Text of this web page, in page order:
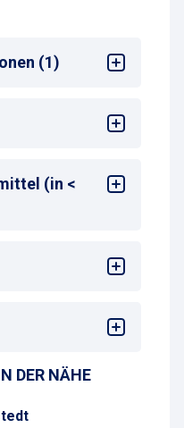
(1)
Tage
(in <
DER NÄHE